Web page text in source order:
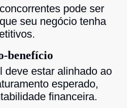
pode ser
seu negócio tenha
benefício
deve estar alinhado ao
esperado,
financeira.